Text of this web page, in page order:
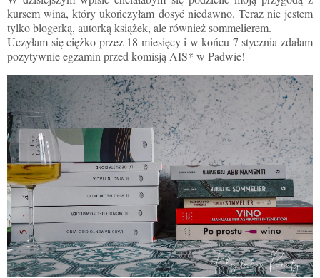
kursem wina, który ukończyłam dosyć niedawno. Teraz nie jestem
tylko blogerką, autorką książek, ale również sommelierem.
Uczyłam się ciężko przez 18 miesięcy i w końcu 7 stycznia zdałam
pozytywnie egzamin przed komisją AIS* w Padwie!